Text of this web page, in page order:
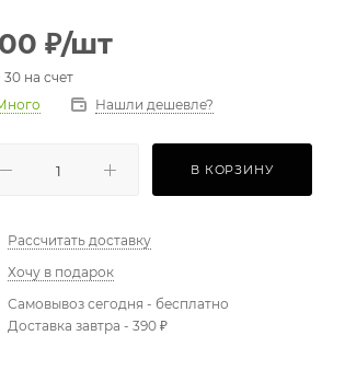
₽/шт
30 на счет
Нашли дешевле?
В КОРЗИНУ
Рассчитать доставку
Хочу в подарок
Самовывоз сегодня - бесплатно
Доставка завтра - 390 ₽